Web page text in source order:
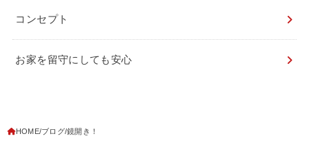
コンセプト
お家を留守にしても安心
HOME ブログ 鏡開き！